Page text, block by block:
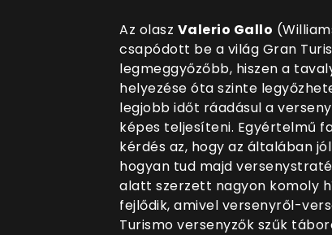
Az olasz Valerio Gallo
csapódott be a világ Gran
legmeggyőzőbb, hiszen a
helyezése óta szinte
legjobb időt ráadásul a
képes teljesíteni. Egyértelmű
kérdés az, hogy az általában
hogyan tud majd
alatt szerzett nagyon komoly
fejlődik, amivel versenyről-
Turismo versenyzők szűk